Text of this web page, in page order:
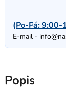
(Po-Pá: 9:00-
E-mail -
Popis